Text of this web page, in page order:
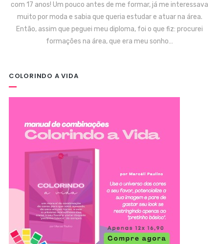
com 17 anos! Um pouco antes de me formar, já me interessava
muito por moda e sabia que queria estudar e atuar na área.
Então, assim que peguei meu diploma, foi o que fiz: procurei
formações na área, que era meu sonho…
COLORINDO A VIDA